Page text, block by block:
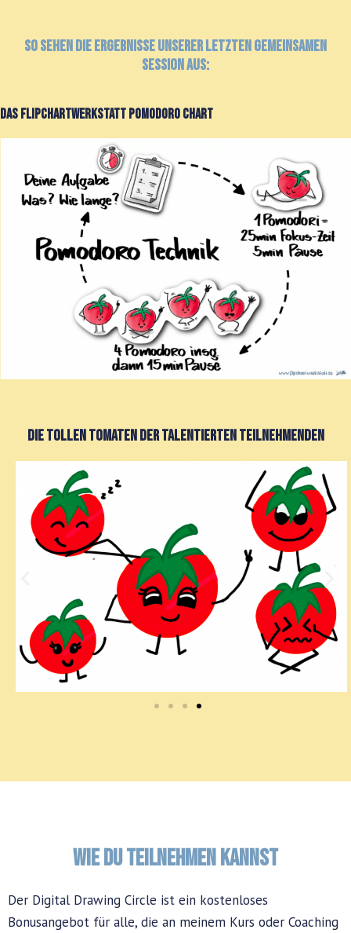
So sehen die Ergebnisse unserer letzten gemeinsamen
Session aus:
Das Flipchartwerkstatt Pomodoro Chart
Die tollen Tomaten der talentierten Teilnehmenden
Wie du teilnehmen kannst
Der Digital Drawing Circle ist ein kostenloses
Bonusangebot für alle, die an meinem Kurs oder Coaching